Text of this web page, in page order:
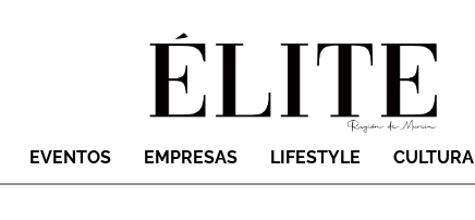
EVENTOS EMPRESAS LIFESTYLE CULTURA